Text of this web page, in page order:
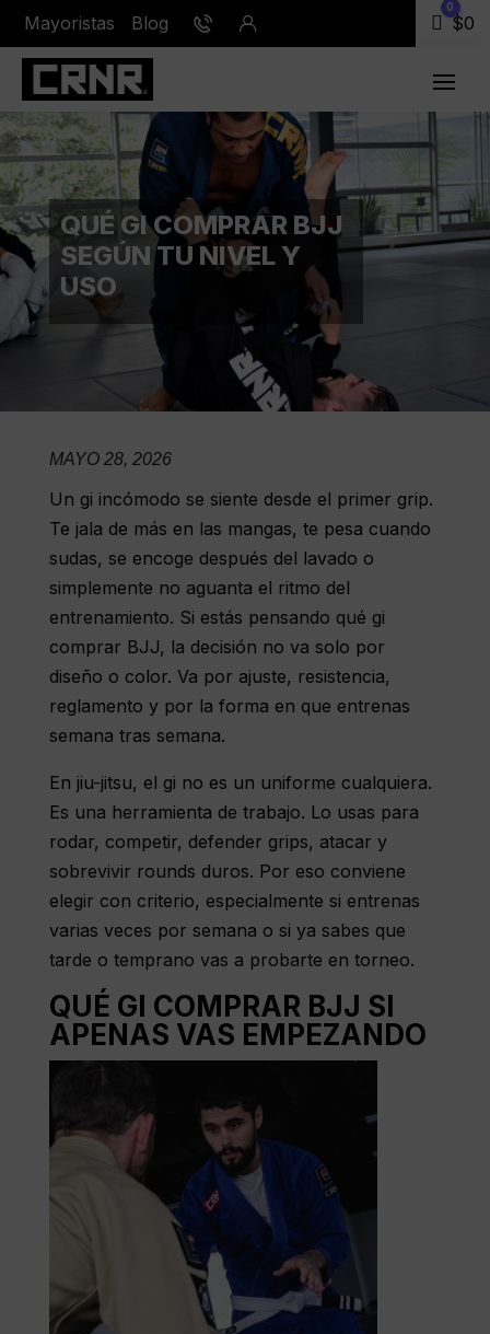
Mayoristas Blog Carro
0
$0
QUÉ GI COMPRAR BJJ
SEGÚN TU NIVEL Y
USO
MAYO 28, 2026
Un gi incómodo se siente desde el primer grip.
Te jala de más en las mangas, te pesa cuando
sudas, se encoge después del lavado o
simplemente no aguanta el ritmo del
entrenamiento. Si estás pensando qué gi
comprar BJJ, la decisión no va solo por
diseño o color. Va por ajuste, resistencia,
reglamento y por la forma en que entrenas
semana tras semana.
En jiu-jitsu, el gi no es un uniforme cualquiera.
Es una herramienta de trabajo. Lo usas para
rodar, competir, defender grips, atacar y
sobrevivir rounds duros. Por eso conviene
elegir con criterio, especialmente si entrenas
varias veces por semana o si ya sabes que
tarde o temprano vas a probarte en torneo.
QUÉ GI COMPRAR BJJ SI
APENAS VAS EMPEZANDO